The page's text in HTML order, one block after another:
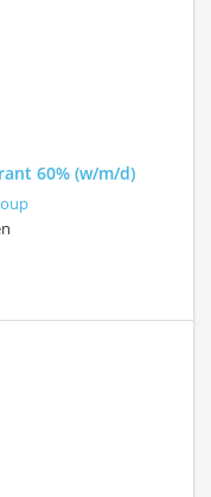
60% (w/m/d)